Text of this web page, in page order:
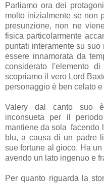
Parliamo ora dei
molto inizialmente se non
presunzione, non ne
fisica particolarmente
puntati interamente su
essere innamorata da
considerato l'elemento
scopriamo il vero Lord
personaggio è ben celato
Valery dal canto suo è
inconsueta per il
mantiene da sola facendo
blu, a causa di un padre
sue fortune al gioco. Ha un
avendo un lato ingenuo e
Per quanto riguarda la